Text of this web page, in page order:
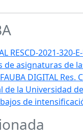
RESCD-2021-320-
asignaturas de
DIGITAL Res.
la Universidad
de